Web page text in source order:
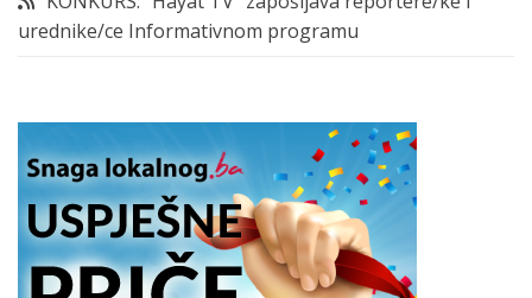
urednike/ce Informativnom programu